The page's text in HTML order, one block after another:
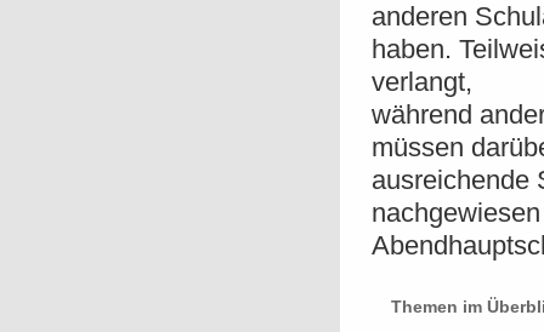
anderen
haben.
verlangt,
während
müssen
ausreichende
Themen im